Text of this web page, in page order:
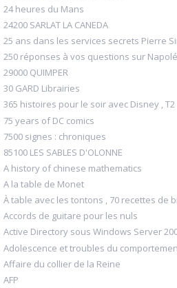
24 heures du Mans
24200 SARLAT LA CANEDA
25 ans dans les services secrets Pierre
250 réponses à vos questions sur
29000 QUIMPER
30 GARD Librairies
365 histoires pour le soir avec Disney , T2
75 years of DC comics
7500 signes : chroniques
85100 LES SABLES D'OLONNE
A history of chinese mathematics
A la table de Monet
À table avec les tontons , 70 recettes de
Accords de guitare pour les nuls
Active Directory sous Windows Server
Adolescence et troubles du
Affaire du collier de la Reine
AFP